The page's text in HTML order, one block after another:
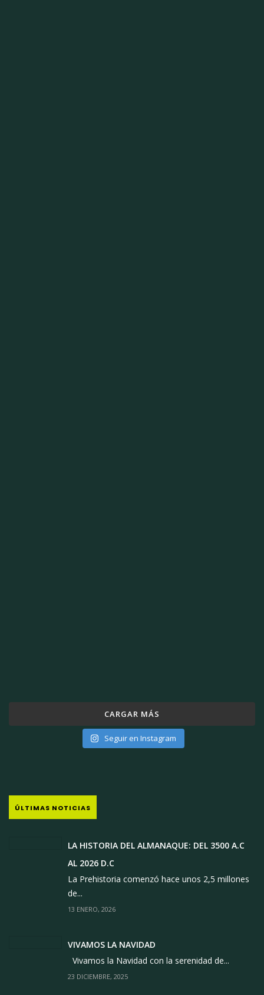
CARGAR MÁS
Seguir en Instagram
ÚLTIMAS NOTICIAS
LA HISTORIA DEL ALMANAQUE: DEL 3500 A.C
AL 2026 D.C
La Prehistoria comenzó hace unos 2,5 millones
de...
13 ENERO, 2026
VIVAMOS LA NAVIDAD
Vivamos la Navidad con la serenidad de...
23 DICIEMBRE, 2025